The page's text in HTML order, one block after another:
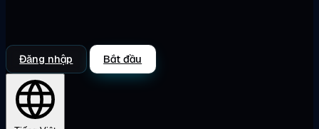
Đăng nhập Bắt đầu